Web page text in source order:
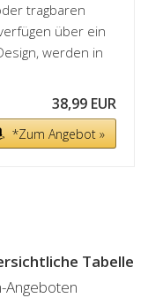
tragbaren
über ein
werden in
38,99 EUR
*Zum Angebot »
Tabelle
Angeboten